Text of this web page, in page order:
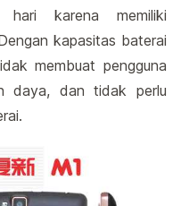
hari karena memiliki
kapasitas baterai
membuat pengguna
daya, dan tidak perlu